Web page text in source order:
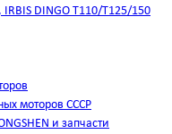
DINGO Т110/Т125/150
моторов СССР
и запчасти